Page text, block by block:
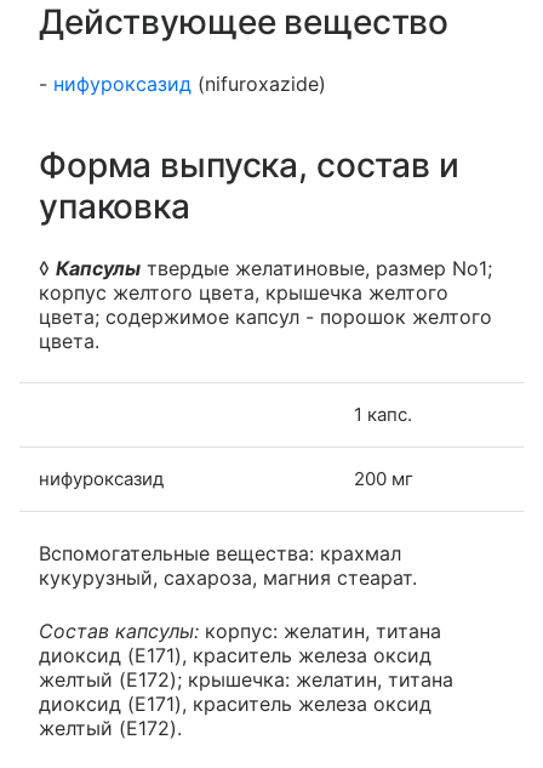
Действующее вещество
- нифуроксазид (nifuroxazide)
Форма выпуска, состав и
упаковка
◊ Капсулы твердые желатиновые, размер No1;
корпус желтого цвета, крышечка желтого
цвета; содержимое капсул - порошок желтого
цвета.
1 капс.
нифуроксазид 200 мг
Вспомогательные вещества: крахмал
кукурузный, сахароза, магния стеарат.
Состав капсулы: корпус: желатин, титана
диоксид (E171), краситель железа оксид
желтый (E172); крышечка: желатин, титана
диоксид (E171), краситель железа оксид
желтый (E172).